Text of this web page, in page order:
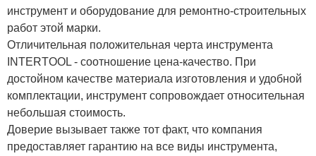
инструмент и оборудование для ремонтно-строительных
работ этой марки.
Отличительная положительная черта инструмента
INTERTOOL - соотношение цена-качество. При
достойном качестве материала изготовления и удобной
комплектации, инструмент сопровождает относительная
небольшая стоимость.
Доверие вызывает также тот факт, что компания
предоставляет гарантию на все виды инструмента,